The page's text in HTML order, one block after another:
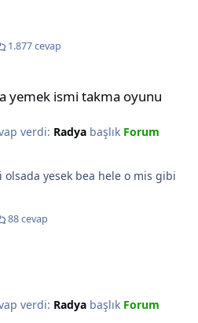
1.877 cevap
yemek ismi takma oyunu
verdi: Radyabaşlık Forum
88 cevap
verdi: Radyabaşlık Forum